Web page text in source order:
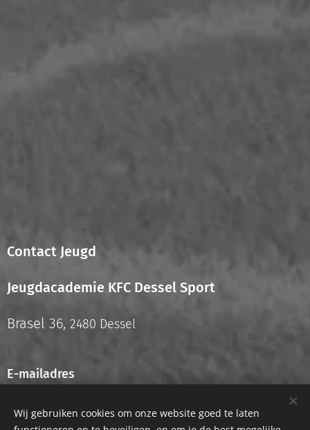
Contact Jeugd
Jeugdacademie KFC Dessel Sport
Brasel 36, 2480 Dessel
E-mailadres
Wij gebruiken cookies om onze website goed te laten